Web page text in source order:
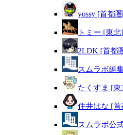
yossy [首都
トミー [東北]
2LDK [首都
スムラボ編
たくすま [東
住井はな [首
スムラボ公